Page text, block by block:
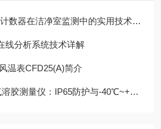
器在洁净室监测中的实用技术解析
线分析系统技术详解
温表CFD25(A)简介
量仪：IP65防护与-40℃~+50℃宽温工作能力